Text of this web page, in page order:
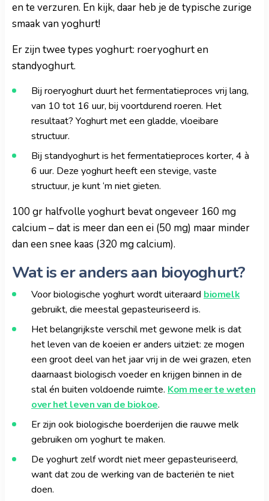
en te verzuren. En kijk, daar heb je de typische zurige
smaak van yoghurt!
Er zijn twee types yoghurt: roeryoghurt en
standyoghurt.
Bij roeryoghurt duurt het fermentatieproces vrij lang,
van 10 tot 16 uur, bij voortdurend roeren. Het
resultaat? Yoghurt met een gladde, vloeibare
structuur.
Bij standyoghurt is het fermentatieproces korter, 4 à
6 uur. Deze yoghurt heeft een stevige, vaste
structuur, je kunt ‘m niet gieten.
100 gr halfvolle yoghurt bevat ongeveer 160 mg
calcium – dat is meer dan een ei (50 mg) maar minder
dan een snee kaas (320 mg calcium).
Wat is er anders aan bioyoghurt?
Voor biologische yoghurt wordt uiteraard biomelk
gebruikt, die meestal gepasteuriseerd is.
Het belangrijkste verschil met gewone melk is dat
het leven van de koeien er anders uitziet: ze mogen
een groot deel van het jaar vrij in de wei grazen, eten
daarnaast biologisch voeder en krijgen binnen in de
stal én buiten voldoende ruimte. Kom meer te weten
over het leven van de biokoe.
Er zijn ook biologische boerderijen die rauwe melk
gebruiken om yoghurt te maken.
De yoghurt zelf wordt niet meer gepasteuriseerd,
want dat zou de werking van de bacteriën te niet
doen.